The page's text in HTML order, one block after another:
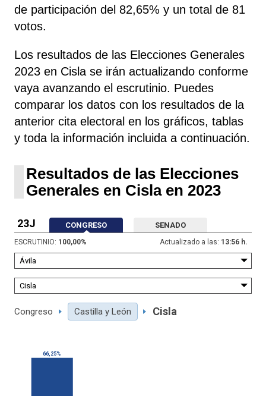
de participación del 82,65% y un total de 81
votos.
Los resultados de las Elecciones Generales
2023 en Cisla se irán actualizando conforme
vaya avanzando el escrutinio. Puedes
comparar los datos con los resultados de la
anterior cita electoral en los gráficos, tablas
y toda la información incluida a continuación.
Resultados de las Elecciones
Generales en Cisla en 2023
23J CONGRESO SENADO
ESCRUTINIO: 100,00% Actualizado a las: 13:56 h.
Congreso Castilla y León Cisla
66,25%